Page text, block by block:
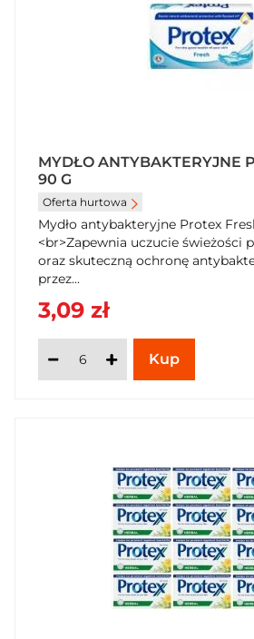
MYDŁO ANTYBAKTERYJNE
90 G
Oferta hurtowa
Mydło antybakteryjne Protex
<br>Zapewnia uczucie świeżości
oraz skuteczną ochronę
przez...
3,09 zł